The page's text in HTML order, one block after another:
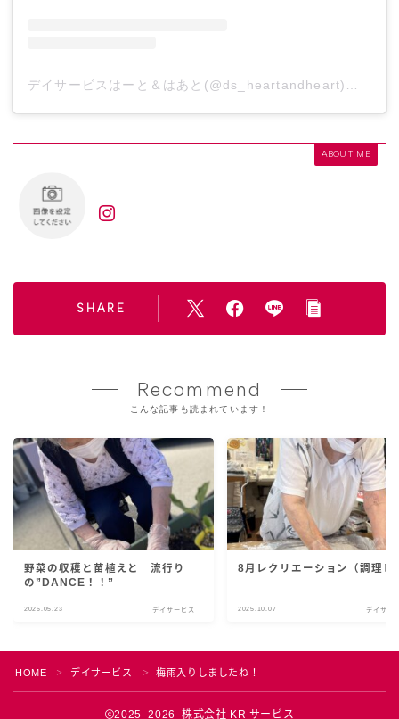
ABOUT ME
SHARE
Recommend
こんな記事も読まれています！
野菜の収穫と苗植えと 流行り
の”DANCE！！”
2026.05.23 デイサービス
8月レクリエーション（調理レ
2025.10.07 デイサー
HOME ＞ デイサービス ＞ 梅雨入りしましたね！
2025–2026 株式会社 KR サービス